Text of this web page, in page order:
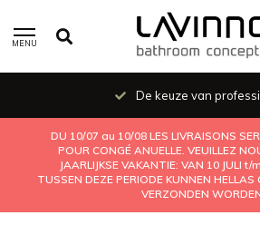
MENU
De keuze van
DU 10/07 au 10/08 LES LIVRAISONS
POUR CONGÉ ANUELLE. VEUILLEZ
JAARLIJKSE VAKANTIE: VAN 10 JULI
TUSSEN DEZE PERIODE KUNNEN HELLAS
VERZONDEN